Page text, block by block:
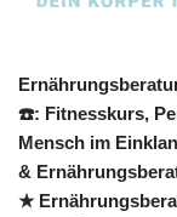
☎️: Fitnesskurs,
Mensch im
&
★